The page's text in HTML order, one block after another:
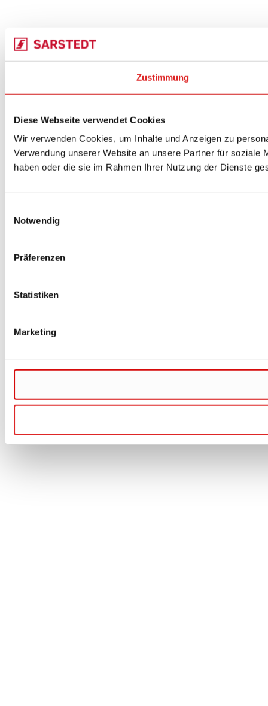
Zustimmung
Diese Webseite verwendet Cookies
Wir verwenden Cookies, um Inhalte und Anzeigen zu
Verwendung unserer Website an unsere Partner für soziale
haben oder die sie im Rahmen Ihrer Nutzung der Dienste
Notwendig
Präferenzen
Statistiken
Marketing